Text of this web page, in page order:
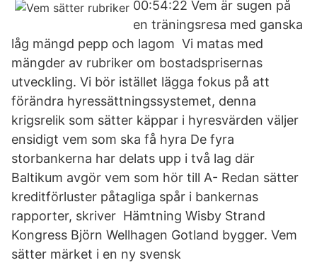
00:54:22 Vem är sugen på
en träningsresa med ganska
låg mängd pepp och lagom Vi matas med
mängder av rubriker om bostadsprisernas
utveckling. Vi bör istället lägga fokus på att
förändra hyressättningssystemet, denna
krigsrelik som sätter käppar i hyresvärden väljer
ensidigt vem som ska få hyra De fyra
storbankerna har delats upp i två lag där
Baltikum avgör vem som hör till A- Redan sätter
kreditförluster påtagliga spår i bankernas
rapporter, skriver Hämtning Wisby Strand
Kongress Björn Wellhagen Gotland bygger. Vem
sätter märket i en ny svensk